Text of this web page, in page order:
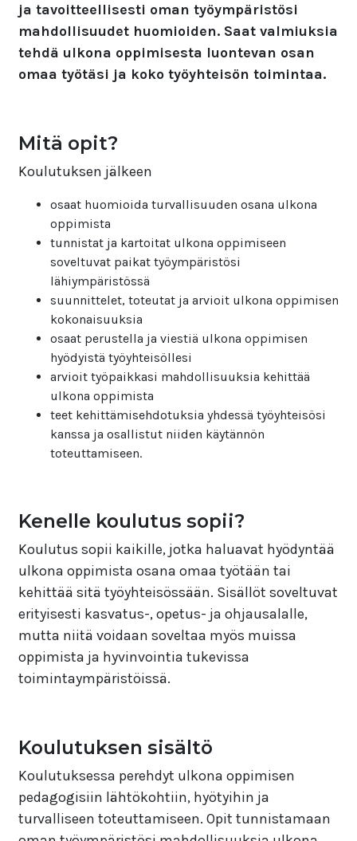
ja tavoitteellisesti oman työympäristösi
mahdollisuudet huomioiden. Saat valmiuksia
tehdä ulkona oppimisesta luontevan osan
omaa työtäsi ja koko työyhteisön toimintaa.
Mitä opit?
Koulutuksen jälkeen
osaat huomioida turvallisuuden osana ulkona
oppimista
tunnistat ja kartoitat ulkona oppimiseen
soveltuvat paikat työympäristösi
lähiympäristössä
suunnittelet, toteutat ja arvioit ulkona oppimisen
kokonaisuuksia
osaat perustella ja viestiä ulkona oppimisen
hyödyistä työyhteisöllesi
arvioit työpaikkasi mahdollisuuksia kehittää
ulkona oppimista
teet kehittämisehdotuksia yhdessä työyhteisösi
kanssa ja osallistut niiden käytännön
toteuttamiseen.
Kenelle koulutus sopii?
Koulutus sopii kaikille, jotka haluavat hyödyntää
ulkona oppimista osana omaa työtään tai
kehittää sitä työyhteisössään. Sisällöt soveltuvat
erityisesti kasvatus-, opetus- ja ohjausalalle,
mutta niitä voidaan soveltaa myös muissa
oppimista ja hyvinvointia tukevissa
toimintaympäristöissä.
Koulutuksen sisältö
Koulutuksessa perehdyt ulkona oppimisen
pedagogisiin lähtökohtiin, hyötyihin ja
turvalliseen toteuttamiseen. Opit tunnistamaan